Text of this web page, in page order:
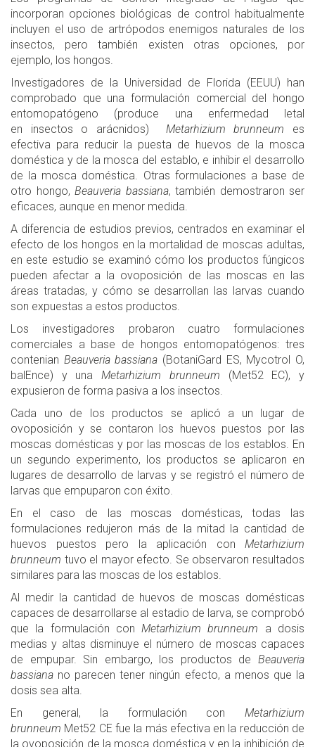
incorporan opciones biológicas de control habitualmente
incluyen el uso de artrópodos enemigos naturales de los
insectos, pero también existen otras opciones, por
ejemplo, los hongos.
Investigadores de la Universidad de Florida (EEUU) han
comprobado que una formulación comercial del hongo
entomopatógeno (produce una enfermedad letal
en insectos o arácnidos) Metarhizium brunneum es
efectiva para reducir la puesta de huevos de la mosca
doméstica y de la mosca del establo, e inhibir el desarrollo
de la mosca doméstica. Otras formulaciones a base de
otro hongo, Beauveria bassiana, también demostraron ser
eficaces, aunque en menor medida.
A diferencia de estudios previos, centrados en examinar el
efecto de los hongos en la mortalidad de moscas adultas,
en este estudio se examinó cómo los productos fúngicos
pueden afectar a la ovoposición de las moscas en las
áreas tratadas, y cómo se desarrollan las larvas cuando
son expuestas a estos productos.
Los investigadores probaron cuatro formulaciones
comerciales a base de hongos entomopatógenos: tres
contenian Beauveria bassiana (BotaniGard ES, Mycotrol O,
balEnce) y unaMetarhizium brunneum (Met52 EC), y
expusieron de forma pasiva a los insectos.
Cada uno de los productos se aplicó a un lugar de
ovoposición y se contaron los huevos puestos por las
moscas domésticas y por las moscas de los establos. En
un segundo experimento, los productos se aplicaron en
lugares de desarrollo de larvas y se registró el número de
larvas que empuparon con éxito.
En el caso de las moscas domésticas, todas las
formulaciones redujeron más de la mitad la cantidad de
huevos puestos pero la aplicación con Metarhizium
brunneum tuvo el mayor efecto. Se observaron resultados
similares para las moscas de los establos.
Al medir la cantidad de huevos de moscas domésticas
capaces de desarrollarse al estadio de larva, se comprobó
que la formulación conMetarhizium brunneum a dosis
medias y altas disminuye el número de moscas capaces
de empupar. Sin embargo, los productos de Beauveria
bassiana no parecen tener ningún efecto, a menos que la
dosis sea alta.
En general, la formulación con Metarhizium
brunneum Met52 CE fue la más efectiva en la reducción de
la ovoposición de la mosca doméstica y en la inhibición de